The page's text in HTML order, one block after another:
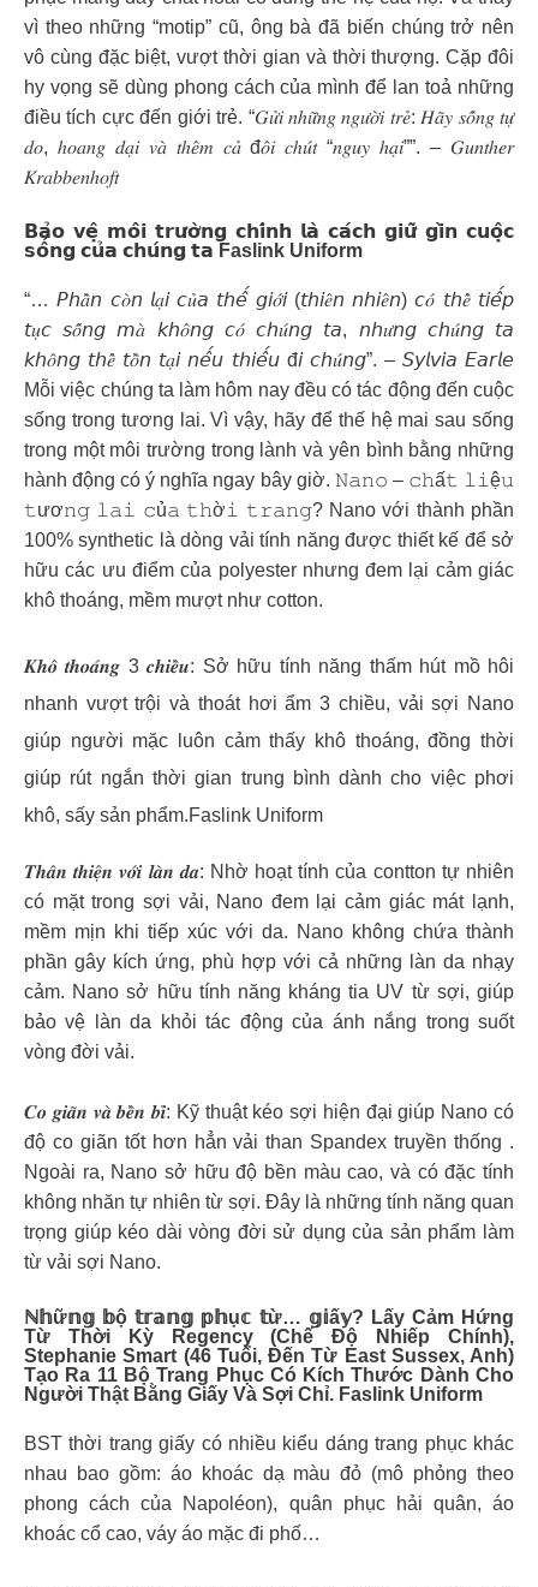
vì theo những “motip” cũ, ông bà đã biến chúng trở nên
vô cùng đặc biệt, vượt thời gian và thời thượng. Cặp đôi
hy vọng sẽ dùng phong cách của mình để lan toả những
điều tích cực đến giới trẻ. “𝐺𝑢̛̉𝑖 𝑛ℎ𝑢̛̃𝑛𝑔 𝑛𝑔𝑢̛𝑜̛̀𝑖 𝑡𝑟𝑒̉: 𝐻𝑎̃𝑦 𝑠𝑜̂́𝑛𝑔 𝑡𝑢̛̣
𝑑𝑜, ℎ𝑜𝑎𝑛𝑔 𝑑𝑎̣𝑖 𝑣𝑎̀ 𝑡ℎ𝑒̂𝑚 𝑐𝑎̉ đ𝑜̂𝑖 𝑐ℎ𝑢́𝑡 “𝑛𝑔𝑢𝑦 ℎ𝑎̣𝑖””. – 𝐺𝑢𝑛𝑡ℎ𝑒𝑟
𝐾𝑟𝑎𝑏𝑏𝑒𝑛ℎ𝑜𝑓𝑡
𝗕𝗮̉𝗼 𝘃𝗲̣̂ 𝗺𝗼̂𝗶 𝘁𝗿𝘂̛𝗼̛̀𝗻𝗴 𝗰𝗵𝗶́𝗻𝗵 𝗹𝗮̀ 𝗰𝗮́𝗰𝗵 𝗴𝗶𝘂̛̃ 𝗴𝗶̀𝗻 𝗰𝘂𝗼̣̂𝗰
𝘀𝗼̂́𝗻𝗴 𝗰𝘂̉𝗮 𝗰𝗵𝘂́𝗻𝗴 𝘁𝗮 Faslink Uniform
“… 𝘗𝘩𝑎̂̀𝘯 𝘤𝑜̀𝘯 𝘭𝑎̣𝘪 𝘤𝑢̉𝘢 𝘵𝘩𝘦̂́ 𝘨𝘪𝑜̛́𝘪 (𝘵𝘩𝘪𝑒̂𝘯 𝘯𝘩𝘪𝑒̂𝘯) 𝘤𝑜́ 𝘵𝘩𝑒̂̉ 𝘵𝘪𝘦̂́𝘱
𝘵𝑢̣𝘤 𝘴𝑜̂́𝘯𝘨 𝘮𝑎̀ 𝘬𝘩𝑜̂𝘯𝘨 𝘤𝑜́ 𝘤𝘩𝑢́𝘯𝘨 𝘵𝘢, 𝘯𝘩𝑢̛𝘯𝘨 𝘤𝘩𝑢́𝘯𝘨 𝘵𝘢
𝘬𝘩𝑜̂𝘯𝘨 𝘵𝘩𝑒̂̉ 𝘵𝑜̂̀𝘯 𝘵𝑎̣𝘪 𝘯𝘦̂́𝘶 𝘵𝘩𝘪𝘦̂́𝘶 đ𝘪 𝘤𝘩𝑢́𝘯𝘨”. – 𝘚𝘺𝘭𝘷𝘪𝘢 𝘌𝘢𝘳𝘭𝘦
Mỗi việc chúng ta làm hôm nay đều có tác động đến cuộc
sống trong tương lai. Vì vậy, hãy để thế hệ mai sau sống
trong một môi trường trong lành và yên bình bằng những
hành động có ý nghĩa ngay bây giờ. 𝙽𝚊𝚗𝚘 – 𝚌𝚑ấ𝚝 𝚕𝚒ệ𝚞
𝚝ươ𝚗𝚐 𝚕𝚊𝚒 𝚌ủ𝚊 𝚝𝚑ờ𝚒 𝚝𝚛𝚊𝚗𝚐? Nano với thành phần
100% synthetic là dòng vải tính năng được thiết kế để sở
hữu các ưu điểm của polyester nhưng đem lại cảm giác
khô thoáng, mềm mượt như cotton.
𝑲𝒉𝒐̂ 𝒕𝒉𝒐𝒂́𝒏𝒈 3 𝒄𝒉𝒊𝒆̂̀𝒖: Sở hữu tính năng thấm hút mồ hôi
nhanh vượt trội và thoát hơi ẩm 3 chiều, vải sợi Nano
giúp người mặc luôn cảm thấy khô thoáng, đồng thời
giúp rút ngắn thời gian trung bình dành cho việc phơi
khô, sấy sản phẩm.Faslink Uniform
𝑻𝒉𝒂̂𝒏 𝒕𝒉𝒊𝒆̣̂𝒏 𝒗𝒐̛́𝒊 𝒍𝒂̀𝒏 𝒅𝒂: Nhờ hoạt tính của contton tự nhiên
có mặt trong sợi vải, Nano đem lại cảm giác mát lạnh,
mềm mịn khi tiếp xúc với da. Nano không chứa thành
phần gây kích ứng, phù hợp với cả những làn da nhạy
cảm. Nano sở hữu tính năng kháng tia UV từ sợi, giúp
bảo vệ làn da khỏi tác động của ánh nắng trong suốt
vòng đời vải.
𝑪𝒐 𝒈𝒊𝒂̃𝒏 𝒗𝒂̀ 𝒃𝒆̂̀𝒏 𝒃𝒊̉: Kỹ thuật kéo sợi hiện đại giúp Nano có
độ co giãn tốt hơn hẳn vải than Spandex truyền thống .
Ngoài ra, Nano sở hữu độ bền màu cao, và có đặc tính
không nhăn tự nhiên từ sợi. Đây là những tính năng quan
trọng giúp kéo dài vòng đời sử dụng của sản phẩm làm
từ vải sợi Nano.
ℕ𝕙ữ𝕟𝕘 𝕓ộ 𝕥𝕣𝕒𝕟𝕘 𝕡𝕙ụ𝕔 𝕥ừ… 𝕘𝕚ấ𝕪? Lấy Cảm Hứng
Từ Thời Kỳ Regency (chế Độ Nhiếp Chính),
Stephanie Smart (46 Tuổi, Đến Từ East Sussex, Anh)
Tạo Ra 11 Bộ Trang Phục Có Kích Thước Dành Cho
Người Thật Bằng Giấy Và Sợi Chỉ. Faslink Uniform
BST thời trang giấy có nhiều kiểu dáng trang phục khác
nhau bao gồm: áo khoác dạ màu đỏ (mô phỏng theo
phong cách của Napoléon), quân phục hải quân, áo
khoác cổ cao, váy áo mặc đi phố…